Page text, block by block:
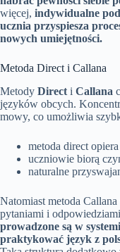
więcej, indywidualne
ucznia przyspiesza
nowych umiejętności.
Metoda Direct i Callana
Metody Direct i Callana
języków obcych.
mowy, co umożliwia
metoda direct
uczniowie biorą
naturalne
Natomiast metoda
pytaniami i
prowadzone są w
praktykować język z